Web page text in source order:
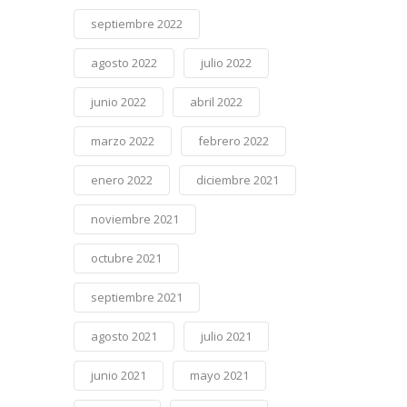
septiembre 2022
agosto 2022 julio 2022
junio 2022 abril 2022
marzo 2022 febrero 2022
enero 2022 diciembre 2021
noviembre 2021
octubre 2021
septiembre 2021
agosto 2021 julio 2021
junio 2021 mayo 2021